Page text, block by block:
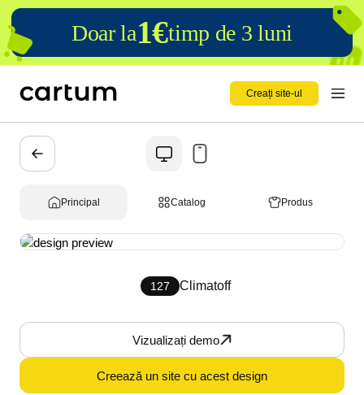
Doar la1€timp de 3 luni
Creați site-ul
Principal Catalog Produs
127 Climatoff
Vizualizați demo
Creează un site cu acest design